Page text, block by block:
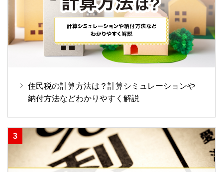
住民税の計算方法は？計算シミュレーションや
納付方法などわかりやすく解説